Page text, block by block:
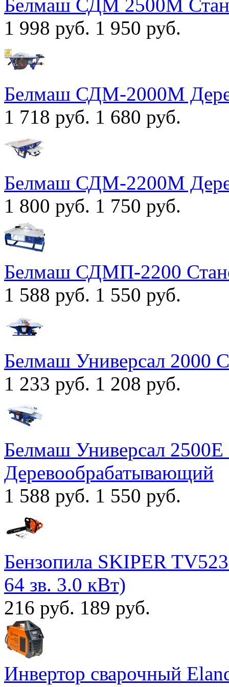
Белмаш СДМ 2500М
1 998 руб. 1 950 руб.
Белмаш СДМ-2000М
1 718 руб. 1 680 руб.
Белмаш СДМ-2200M
1 800 руб. 1 750 руб.
Белмаш СДМП-2200
1 588 руб. 1 550 руб.
Белмаш Универсал 2000
1 233 руб. 1 208 руб.
Белмаш Универсал 2500Е
Деревообрабатывающий
1 588 руб. 1 550 руб.
Бензопила SKIPER
64 зв. 3.0 кВт)
216 руб. 189 руб.
Инвертор сварочный